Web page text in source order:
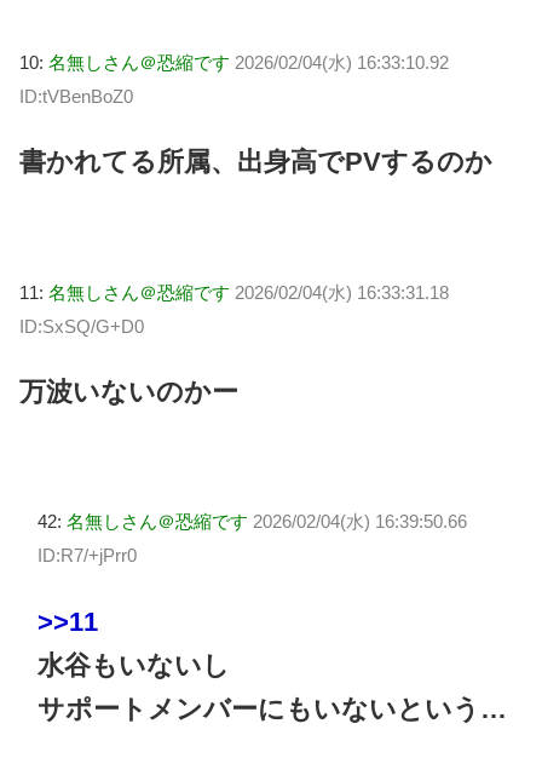
10: 名無しさん＠恐縮です 2026/02/04(水) 16:33:10.92
ID:tVBenBoZ0
書かれてる所属、出身高でPVするのか
11: 名無しさん＠恐縮です 2026/02/04(水) 16:33:31.18
ID:SxSQ/G+D0
万波いないのかー
42: 名無しさん＠恐縮です 2026/02/04(水) 16:39:50.66
ID:R7/+jPrr0
>>11
水谷もいないし
サポートメンバーにもいないという…